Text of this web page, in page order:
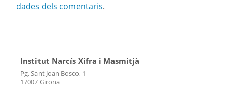
dades dels comentaris.
Institut Narcís Xifra i Masmitjà
Pg. Sant Joan Bosco, 1
17007 Girona